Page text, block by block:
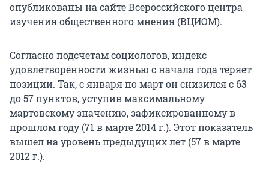
опубликованы на сайте Всероссийского центра
изучения общественного мнения (ВЦИОМ).
Согласно подсчетам социологов, индекс
удовлетворенности жизнью с начала года теряет
позиции. Так, с января по март он снизился с 63
до 57 пунктов, уступив максимальному
мартовскому значению, зафиксированному в
прошлом году (71 в марте 2014 г.). Этот показатель
вышел на уровень предыдущих лет (57 в марте
2012 г.).